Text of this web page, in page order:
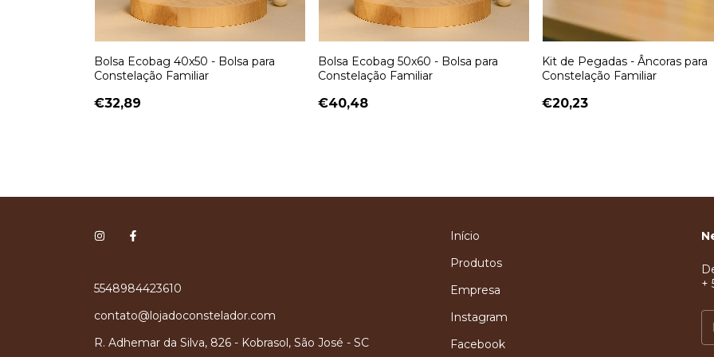
Bolsa Ecobag 40x50 - Bolsa para
Constelação Familiar
€32,89
Bolsa Ecobag 50x60 - Bolsa para
Constelação Familiar
€40,48
Kit de Pegadas - Âncoras para
Constelação Familiar
€20,23
5548984423610
contato@lojadoconstelador.com
R. Adhemar da Silva, 826 - Kobrasol, São José - SC
Início
Produtos
Empresa
Instagram
Facebook
+